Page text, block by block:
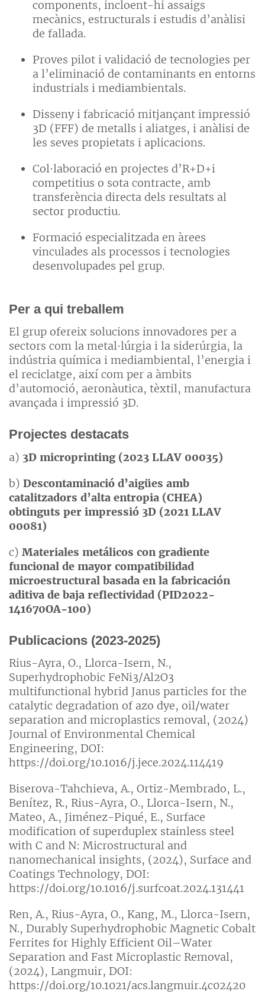
components, incloent-hi assaigs
mecànics, estructurals i estudis d’anàlisi
de fallada.
Proves pilot i validació de tecnologies per
a l’eliminació de contaminants en entorns
industrials i mediambientals.
Disseny i fabricació mitjançant impressió
3D (FFF) de metalls i aliatges, i anàlisi de
les seves propietats i aplicacions.
Col·laboració en projectes d’R+D+i
competitius o sota contracte, amb
transferència directa dels resultats al
sector productiu.
Formació especialitzada en àrees
vinculades als processos i tecnologies
desenvolupades pel grup.
Per a qui treballem
El grup ofereix solucions innovadores per a
sectors com la metal·lúrgia i la siderúrgia, la
indústria química i mediambiental, l’energia i
el reciclatge, així com per a àmbits
d’automoció, aeronàutica, tèxtil, manufactura
avançada i impressió 3D.
Projectes destacats
a) 3D microprinting (2023 LLAV 00035)
b) Descontaminació d’aigües amb
catalitzadors d’alta entropia (CHEA)
obtinguts per impressió 3D (2021 LLAV
00081)
c) Materiales metálicos con gradiente
funcional de mayor compatibilidad
microestructural basada en la fabricación
aditiva de baja reflectividad (PID2022-
141670OA-100)
Publicacions (2023-2025)
Rius-Ayra, O., Llorca-Isern, N.,
Superhydrophobic FeNi3/Al2O3
multifunctional hybrid Janus particles for the
catalytic degradation of azo dye, oil/water
separation and microplastics removal, (2024)
Journal of Environmental Chemical
Engineering, DOI:
https://doi.org/10.1016/j.jece.2024.114419
Biserova-Tahchieva, A., Ortiz-Membrado, L.,
Benítez, R., Rius-Ayra, O., Llorca-Isern, N.,
Mateo, A., Jiménez-Piqué, E., Surface
modification of superduplex stainless steel
with C and N: Microstructural and
nanomechanical insights, (2024), Surface and
Coatings Technology, DOI:
https://doi.org/10.1016/j.surfcoat.2024.131441
Ren, A., Rius-Ayra, O., Kang, M., Llorca-Isern,
N., Durably Superhydrophobic Magnetic Cobalt
Ferrites for Highly Efficient Oil–Water
Separation and Fast Microplastic Removal,
(2024), Langmuir, DOI:
https://doi.org/10.1021/acs.langmuir.4c02420